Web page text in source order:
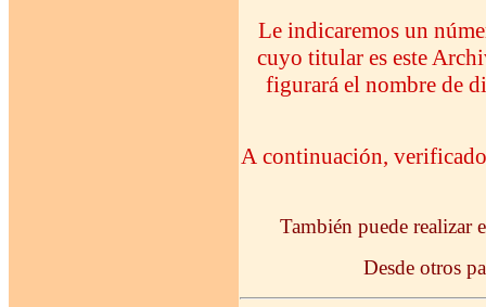
Le indicaremos un
cuyo titular es este
figurará el nombre de
A continuación,
También puede realizar
Desde otros